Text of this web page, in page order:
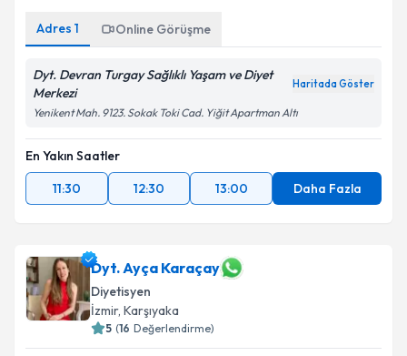
Takvim Talebini Gönder
Adres 1 Online Görüşme
Dyt. Devran Turgay Sağlıklı Yaşam ve Diyet
Merkezi
Haritada Göster
Yenikent Mah. 9123. Sokak Toki Cad. Yiğit Apartman Altı
En Yakın Saatler
11:30
12:30 13:00 Daha Fazla
Dyt. Ayça Karaçay
Diyetisyen
İzmir, Karşıyaka
5 (16 Değerlendirme)